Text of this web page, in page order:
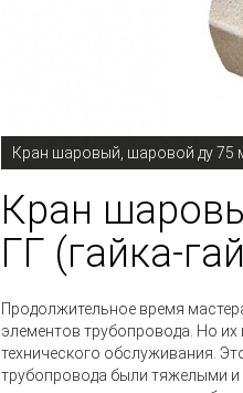
Кран шаровый, шаровой ду 75
Кран
ГГ (гайка-
Продолжительное время
элементов трубопровода. Но
технического обслуживания.
трубопровода были тяжелыми